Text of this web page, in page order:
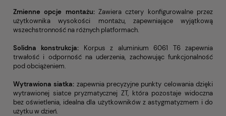
Zmienne opcje montażu: Zawiera cztery konfigurowalne przez
użytkownika wysokości montażu, zapewniające wyjątkową
wszechstronność na różnych platformach.
Solidna konstrukcja: Korpus z aluminium 6061 T6 zapewnia
trwałość i odporność na uderzenia, zachowując funkcjonalność
pod obciążeniem.
Wytrawiona siatka: zapewnia precyzyjne punkty celowania dzięki
wytrawionej siatce pryzmatycznej ZT, która pozostaje widoczna
bez oświetlenia, idealna dla użytkowników z astygmatyzmem i do
użytku w dzień.